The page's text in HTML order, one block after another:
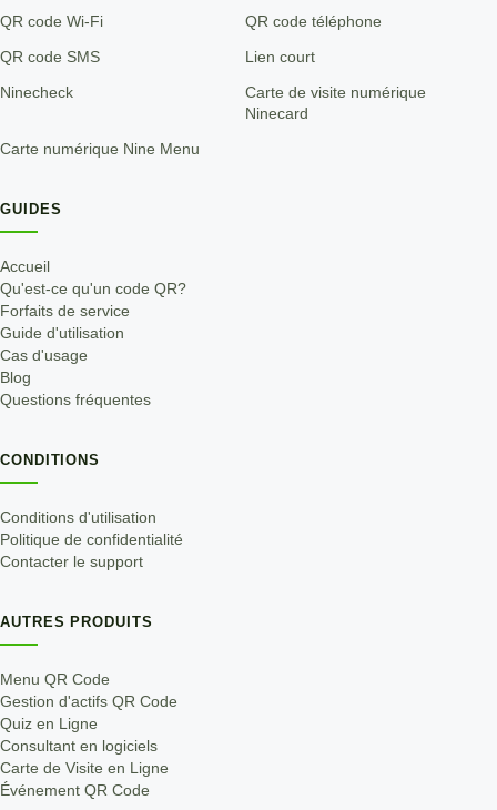
QR code Wi-Fi QR code téléphone
QR code SMS Lien court
Ninecheck
Carte de visite numérique
Ninecard
Carte numérique Nine Menu
GUIDES
Accueil
Qu'est-ce qu'un code QR?
Forfaits de service
Guide d'utilisation
Cas d'usage
Blog
Questions fréquentes
CONDITIONS
Conditions d'utilisation
Politique de confidentialité
Contacter le support
AUTRES PRODUITS
Menu QR Code
Gestion d'actifs QR Code
Quiz en Ligne
Consultant en logiciels
Carte de Visite en Ligne
Événement QR Code